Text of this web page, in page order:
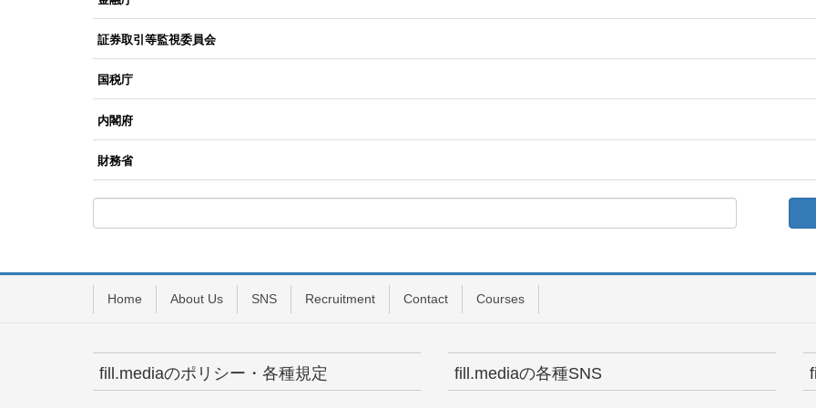
証券取引等監視委員会
国税庁
内閣府
財務省
Home About Us SNS Recruitment Contact Courses
fill.mediaのポリシー・各種規定 fill.mediaの各種SNS